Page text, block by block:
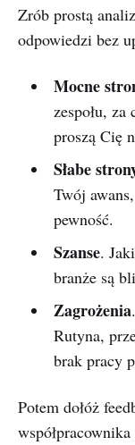
Zrób prostą
odpowiedzi bez
Mocne
zespołu,
proszą Cię
Słabe
Twój
pewność.
Szanse.
branże są
Zagrożenia
Rutyna,
brak pracy
Potem dołóż